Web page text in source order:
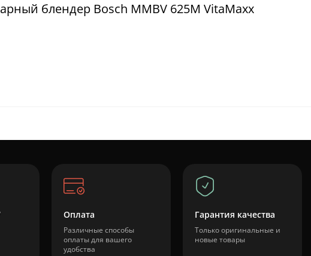
блендер Bosch MMBV 625M VitaMaxx
Оплата
Различные способы
оплаты для вашего
удобства
Гарантия качества
Только оригинальные и
новые товары